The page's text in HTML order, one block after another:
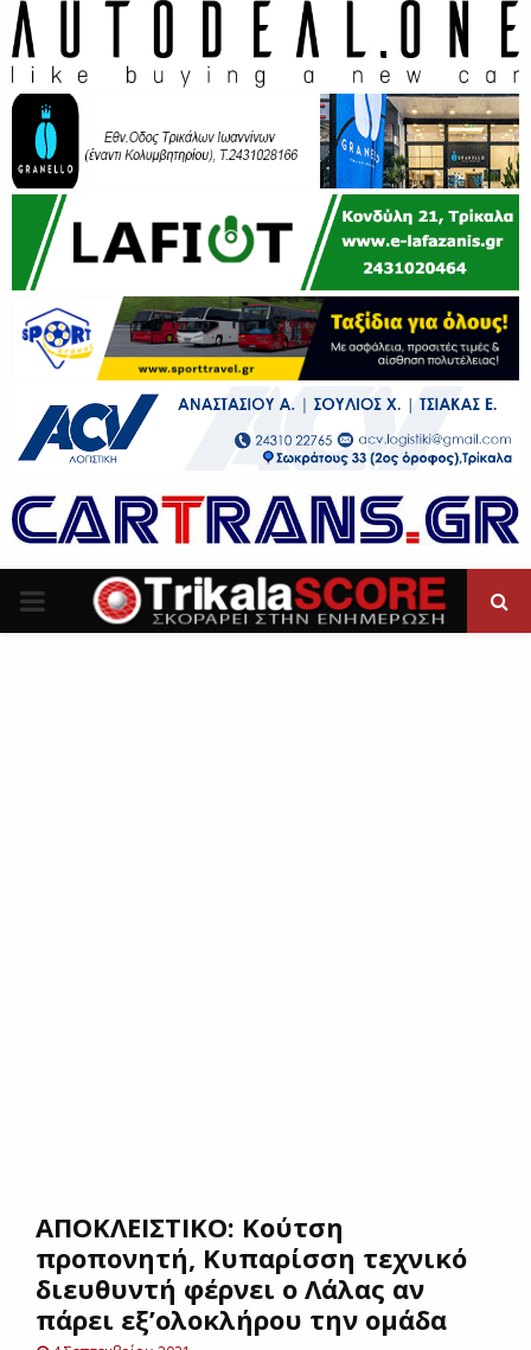
P
UΑΠΟΚΛΕΙΣΤΙΚΟ: Κούτση
προπονητή, Κυπαρίσση τεχνικό
διευθυντή φέρνει ο Λάλας αν
πάρει εξ’ολοκλήρου την ομάδα